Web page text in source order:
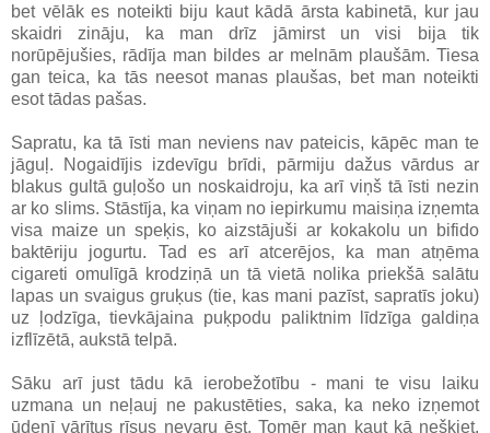
bet vēlāk es noteikti biju kaut kādā ārsta kabinetā, kur jau
skaidri zināju, ka man drīz jāmirst un visi bija tik
norūpējušies, rādīja man bildes ar melnām plaušām. Tiesa
gan teica, ka tās neesot manas plaušas, bet man noteikti
esot tādas pašas.
Sapratu, ka tā īsti man neviens nav pateicis, kāpēc man te
jāguļ. Nogaidījis izdevīgu brīdi, pārmiju dažus vārdus ar
blakus gultā guļošo un noskaidroju, ka arī viņš tā īsti nezin
ar ko slims. Stāstīja, ka viņam no iepirkumu maisiņa izņemta
visa maize un speķis, ko aizstājuši ar kokakolu un bifido
baktēriju jogurtu. Tad es arī atcerējos, ka man atņēma
cigareti omulīgā krodziņā un tā vietā nolika priekšā salātu
lapas un svaigus gruķus (tie, kas mani pazīst, sapratīs joku)
uz ļodzīga, tievkājaina puķpodu paliktnim līdzīga galdiņa
izflīzētā, aukstā telpā.
Sāku arī just tādu kā ierobežotību - mani te visu laiku
uzmana un neļauj ne pakustēties, saka, ka neko izņemot
ūdenī vārītus rīsus nevaru ēst. Tomēr man kaut kā nešķiet,